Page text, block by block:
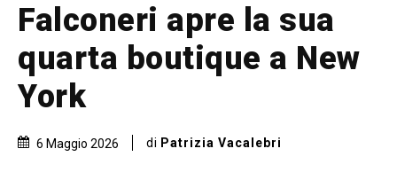
Falconeri apre la sua
quarta boutique a New
York
6 Maggio 2026 di Patrizia Vacalebri